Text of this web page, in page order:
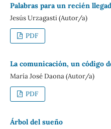
Palabras para un recién
Jesús Urzagasti (Autor/a)
PDF
La comunicación, un código
María José Daona (Autor/a)
PDF
Árbol del sueño